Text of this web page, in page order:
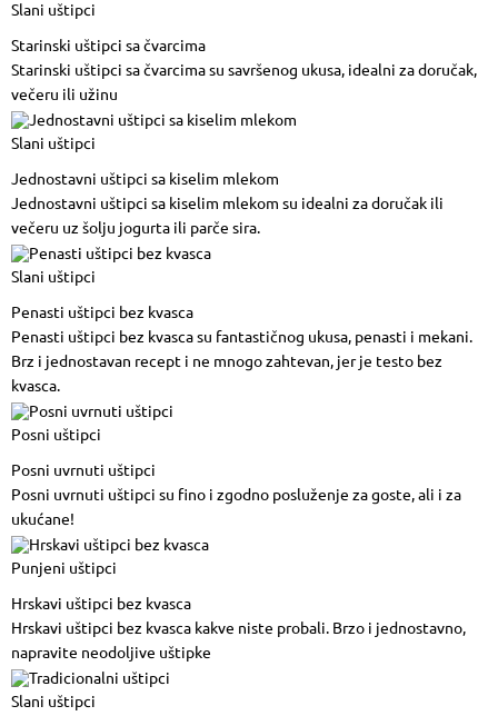
Slani uštipci
Starinski uštipci sa čvarcima
Starinski uštipci sa čvarcima su savršenog ukusa, idealni za doručak,
večeru ili užinu
Slani uštipci
Jednostavni uštipci sa kiselim mlekom
Jednostavni uštipci sa kiselim mlekom su idealni za doručak ili
večeru uz šolju jogurta ili parče sira.
Slani uštipci
Penasti uštipci bez kvasca
Penasti uštipci bez kvasca su fantastičnog ukusa, penasti i mekani.
Brz i jednostavan recept i ne mnogo zahtevan, jer je testo bez
kvasca.
Posni uštipci
Posni uvrnuti uštipci
Posni uvrnuti uštipci su fino i zgodno posluženje za goste, ali i za
ukućane!
Punjeni uštipci
Hrskavi uštipci bez kvasca
Hrskavi uštipci bez kvasca kakve niste probali. Brzo i jednostavno,
napravite neodoljive uštipke
Slani uštipci